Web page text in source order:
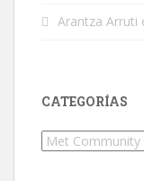
Arantza Arruti
CATEGORÍAS
Categorías